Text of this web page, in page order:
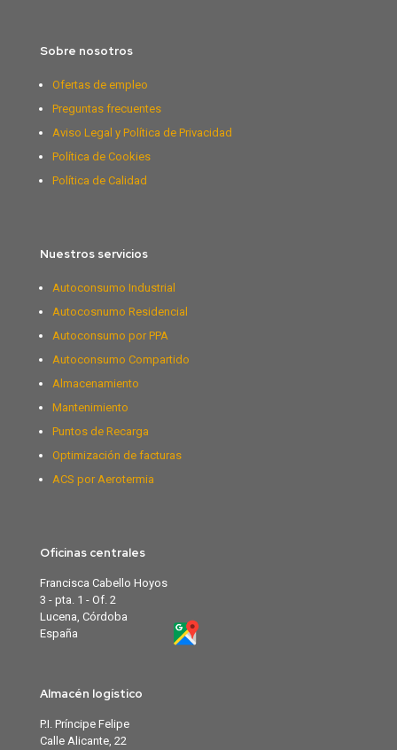
Sobre nosotros
Ofertas de empleo
Preguntas frecuentes
Aviso Legal y Política de Privacidad
Política de Cookies
Política de Calidad
Nuestros servicios
Autoconsumo Industrial
Autocosnumo Residencial
Autoconsumo por PPA
Autoconsumo Compartido
Almacenamiento
Mantenimiento
Puntos de Recarga
Optimización de facturas
ACS por Aerotermia
Oficinas centrales
Francisca Cabello Hoyos
3 - pta. 1 - Of. 2
Lucena, Córdoba
España
Almacén logístico
P.I. Príncipe Felipe
Calle Alicante, 22